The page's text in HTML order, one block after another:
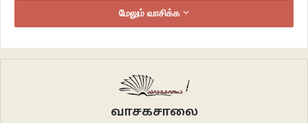
மேலும் வாசிக்க
வாசகசாலை